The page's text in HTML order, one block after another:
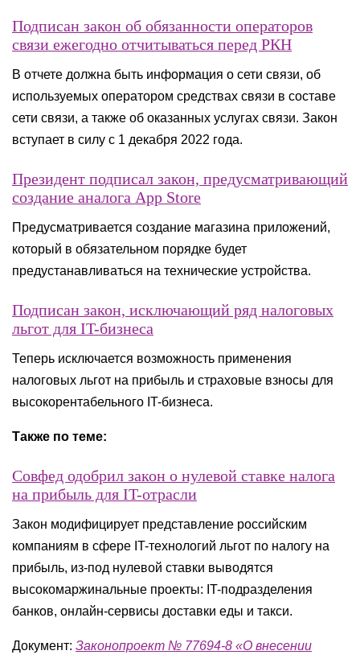
Подписан закон об обязанности операторов
связи ежегодно отчитываться перед РКН
В отчете должна быть информация о сети связи, об
используемых оператором средствах связи в составе
сети связи, а также об оказанных услугах связи. Закон
вступает в силу с 1 декабря 2022 года.
Президент подписал закон, предусматривающий
создание аналога App Store
Предусматривается создание магазина приложений,
который в обязательном порядке будет
предустанавливаться на технические устройства.
Подписан закон, исключающий ряд налоговых
льгот для IT-бизнеса
Теперь исключается возможность применения
налоговых льгот на прибыль и страховые взносы для
высокорентабельного IT-бизнеса.
Также по теме:
Совфед одобрил закон о нулевой ставке налога
на прибыль для IT-отрасли
Закон модифицирует представление российским
компаниям в сфере IT-технологий льгот по налогу на
прибыль, из-под нулевой ставки выводятся
высокомаржинальные проекты: IT-подразделения
банков, онлайн-сервисы доставки еды и такси.
Документ: Законопроект № 77694-8 «О внесении